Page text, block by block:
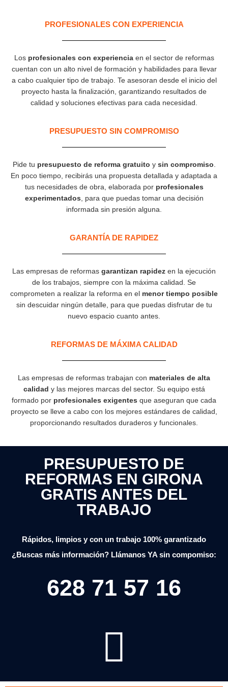
PROFESIONALES CON EXPERIENCIA​
Los profesionales con experienciaen el sector de reformas
cuentan con un alto nivel de formación y habilidades para llevar
a cabo cualquier tipo de trabajo. Te asesoran desde el inicio del
proyecto hasta la finalización, garantizando resultados de
calidad y soluciones efectivas para cada necesidad.
PRESUPUESTO SIN COMPROMISO
Pide tu presupuesto de reforma gratuito y sin compromiso
En poco tiempo, recibirás una propuesta detallada y adaptada a
tus necesidades de obra, elaborada por profesionales
experimentados , para que puedas tomar una decisión
informada sin presión alguna.
GARANTÍA DE RAPIDEZ​
Las empresas de reformas garantizan rapidez en la ejecución
de los trabajos, siempre con la máxima calidad. Se
comprometen a realizar la reforma en el menor tiempo posible
sin descuidar ningún detalle, para que puedas disfrutar de tu
nuevo espacio cuanto antes.
REFORMAS DE MÁXIMA CALIDAD
Las empresas de reformas trabajan con materiales de alta
calidad y las mejores marcas del sector. Su equipo está
formado por profesionales exigentes que aseguran que cada
proyecto se lleve a cabo con los mejores estándares de calidad,
proporcionando resultados duraderos y funcionales.
PRESUPUESTO DE
REFORMAS EN GIRONA
GRATIS ANTES DEL
TRABAJO
Rápidos, limpios y con un trabajo 100% garantizado
¿Buscas más información? Llámanos YA sin compomiso:
628 71 57 16